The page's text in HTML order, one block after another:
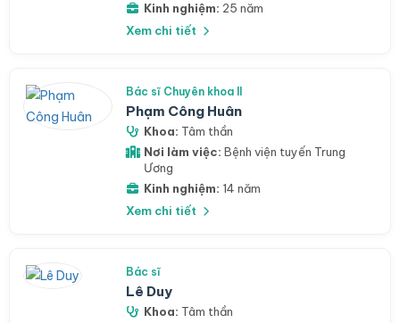
Kinh nghiệm: 25 năm
Xem chi tiết
Bác sĩ Chuyên khoa II
Phạm Công Huân
Khoa: Tâm thần
Nơi làm việc: Bệnh viện tuyến Trung
Ương
Kinh nghiệm: 14 năm
Xem chi tiết
Bác sĩ
Lê Duy
Khoa: Tâm thần